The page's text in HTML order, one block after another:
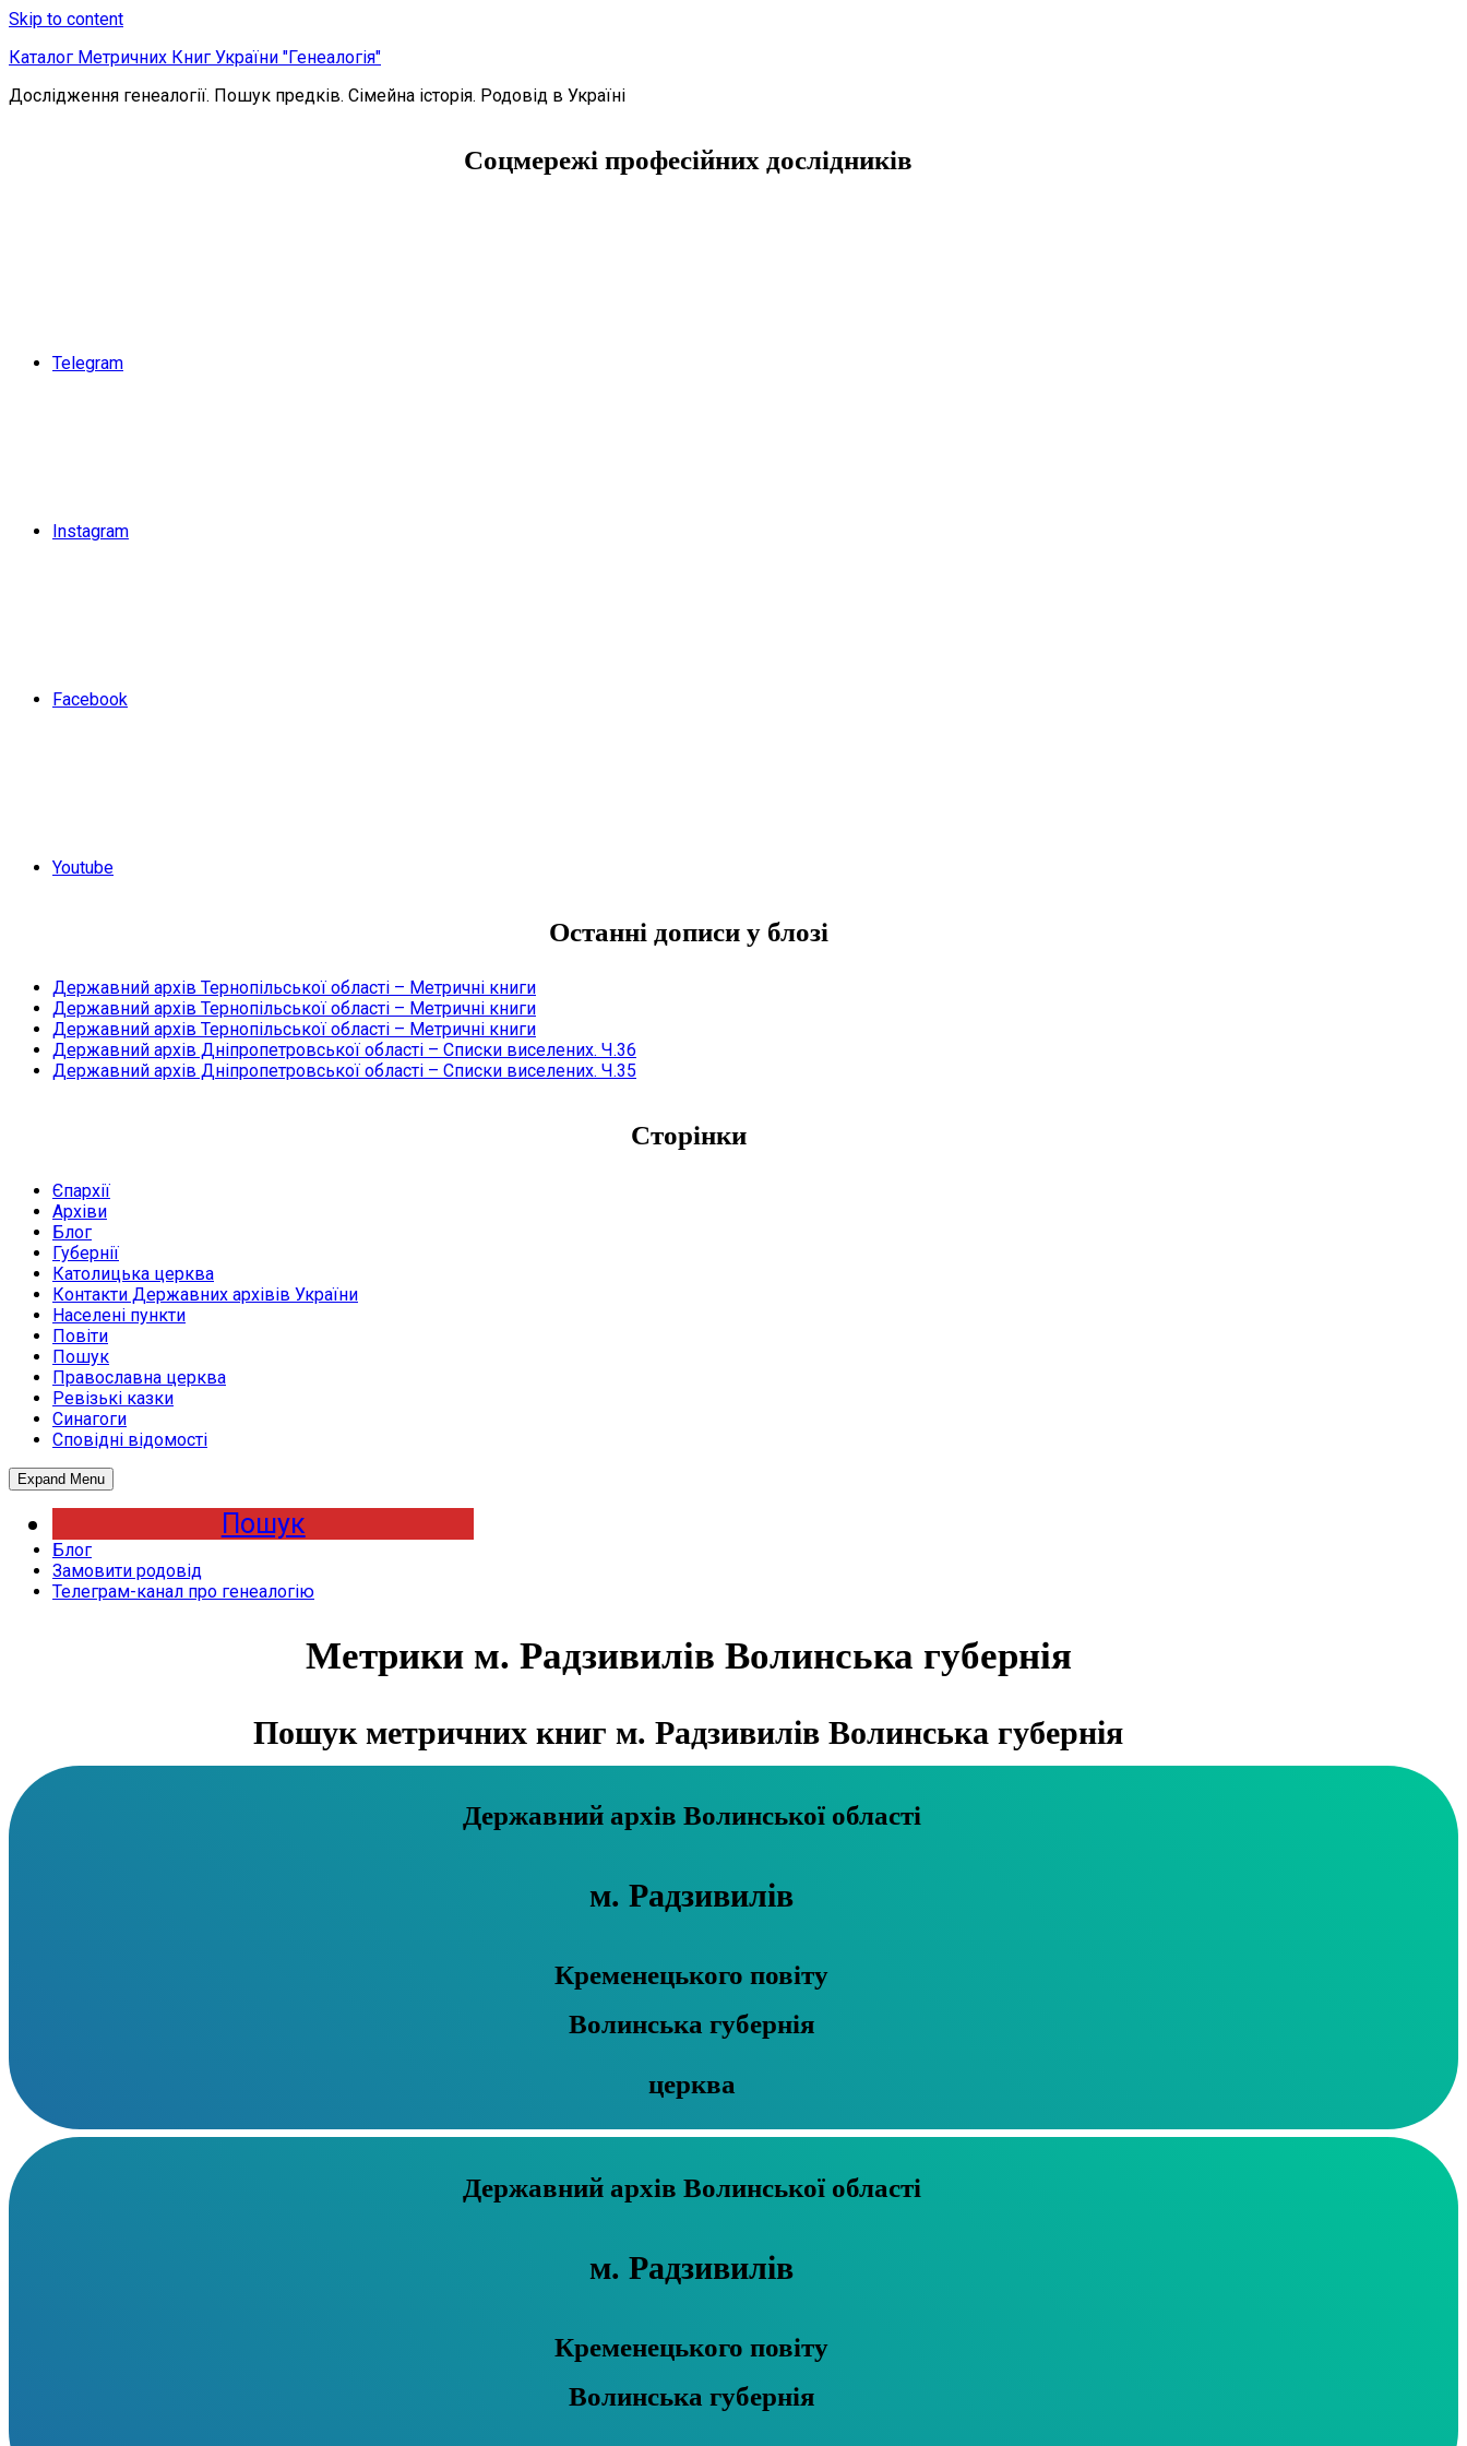
Skip to content
Каталог Метричних Книг України "Генеалогія"
Дослідження генеалогії. Пошук предків. Сімейна історія. Родовід в Україні
Соцмережі професійних дослідників
Telegram
Instagram
Facebook
Youtube
Останні дописи у блозі
Державний архів Тернопільської області – Метричні книги
Державний архів Тернопільської області – Метричні книги
Державний архів Тернопільської області – Метричні книги
Державний архів Дніпропетровської області – Списки виселених. Ч.36
Державний архів Дніпропетровської області – Списки виселених. Ч.35
Сторінки
Єпархії
Архіви
Блог
Губернії
Католицька церква
Контакти Державних архівів України
Населені пункти
Повіти
Пошук
Православна церква
Ревізькі казки
Синагоги
Сповідні відомості
Expand Menu
Пошук
Блог
Замовити родовід
Телеграм-канал про генеалогію
Метрики м. Радзивилів Волинська губернія
Пошук метричних книг м. Радзивилів Волинська губернія
Державний архів Волинської області
м. Радзивилів
Кременецького повіту
Волинська губернія
церква
Державний архів Волинської області
м. Радзивилів
Кременецького повіту
Волинська губернія